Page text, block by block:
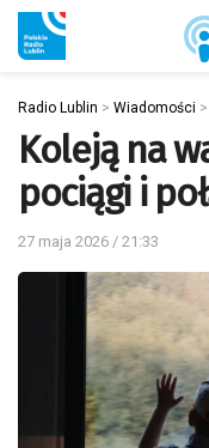
Radio Lublin > Wiadomości >
Koleją na
pociągi i
27 maja 2026 / 21:33